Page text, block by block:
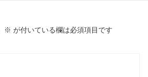
※ が付いている欄は必須項目です